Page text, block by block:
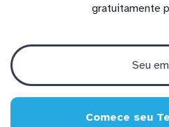
gratuitamente
Comece seu